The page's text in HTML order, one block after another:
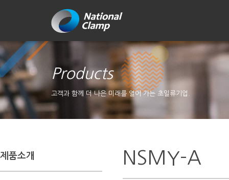
Products
고객과 함께 더 나은 미래를 열어 가는 초일류기업.
제품소개 NSMY-A